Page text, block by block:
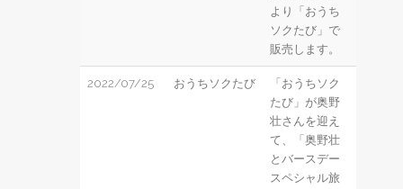
より「おうち
ソクたび」で
販売します。
2022/07/25 おうちソクたび
「おうちソク
たび」が奥野
壮さんを迎え
て、「奥野壮
とバースデー
スペシャル旅